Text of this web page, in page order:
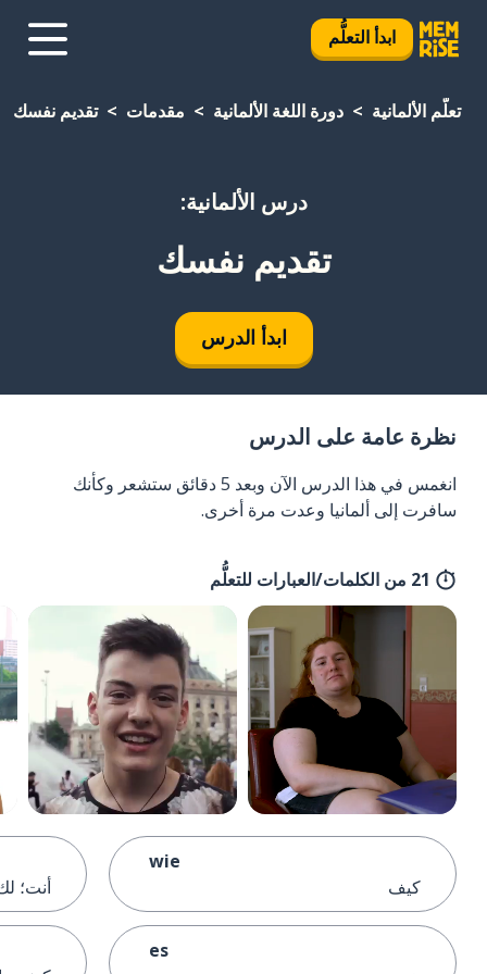
ابدأ التعلُّم
تعلَّم الألمانية دورة اللغة الألمانية مقدمات تقديم نفسك
درس الألمانية:
تقديم نفسك
ابدأ الدرس
نظرة عامة على الدرس
انغمس في هذا الدرس الآن وبعد 5 دقائق ستشعر وكأنك
سافرت إلى ألمانيا وعدت مرة أخرى.
21 من الكلمات/العبارات للتعلُّم
wie
كيف
es
أنت؛